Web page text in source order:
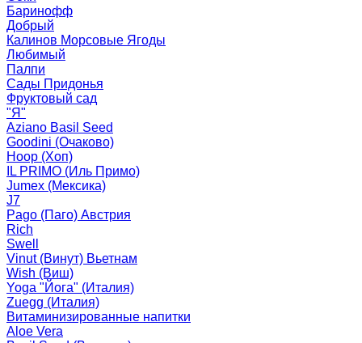
Баринофф
Добрый
Калинов Морсовые Ягоды
Любимый
Палпи
Сады Придонья
Фруктовый сад
"Я"
Aziano Basil Seed
Goodini (Очаково)
Hoop (Хоп)
IL PRIMO (Иль Примо)
Jumex (Мексика)
J7
Pago (Паго) Австрия
Rich
Swell
Vinut (Винут) Вьетнам
Wish (Виш)
Yoga "Йога" (Италия)
Zuegg (Италия)
Витаминизированные напитки
Aloe Vera